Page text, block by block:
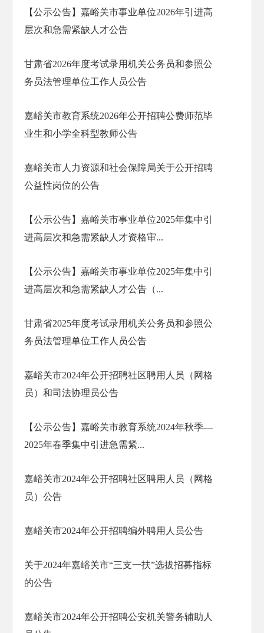
【公示公告】嘉峪关市事业单位2026年引进高
层次和急需紧缺人才公告
甘肃省2026年度考试录用机关公务员和参照公
务员法管理单位工作人员公告
嘉峪关市教育系统2026年公开招聘公费师范毕
业生和小学全科型教师公告
嘉峪关市人力资源和社会保障局关于公开招聘
公益性岗位的公告
【公示公告】嘉峪关市事业单位2025年集中引
进高层次和急需紧缺人才资格审...
【公示公告】嘉峪关市事业单位2025年集中引
进高层次和急需紧缺人才公告（...
甘肃省2025年度考试录用机关公务员和参照公
务员法管理单位工作人员公告
嘉峪关市2024年公开招聘社区聘用人员（网格
员）和司法协理员公告
【公示公告】嘉峪关市教育系统2024年秋季—
2025年春季集中引进急需紧...
嘉峪关市2024年公开招聘社区聘用人员（网格
员）公告
嘉峪关市2024年公开招聘编外聘用人员公告
关于2024年嘉峪关市“三支一扶”选拔招募指标
的公告
嘉峪关市2024年公开招聘公安机关警务辅助人